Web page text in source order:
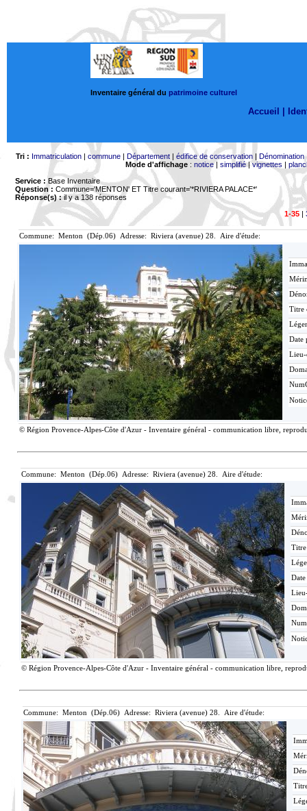
Inventaire général du patrimoine culturel
Accueil |
Tri : Immatriculation| commune| Département| édifice de conservation| Dénomination
Mode d'affichage: notice| simplifié|vignettes |
Service : Base Inventaire
Question : Commune='MENTON' ET Titre courant='*RIVIERA PALACE*'
Réponse(s) :il y a 138 réponses
1-35|
Commune: Menton (Dép.06) Adresse: Riviera (avenue) 28. Aire d'étude:
Titre
Date
© Région Provence-Alpes-Côte d'Azur - Inventaire général - communication libre,
Commune: Menton (Dép.06) Adresse: Riviera (avenue) 28. Aire d'étude:
© Région Provence-Alpes-Côte d'Azur - Inventaire général - communication libre,
Commune: Menton (Dép.06) Adresse: Riviera (avenue) 28. Aire d'étude: